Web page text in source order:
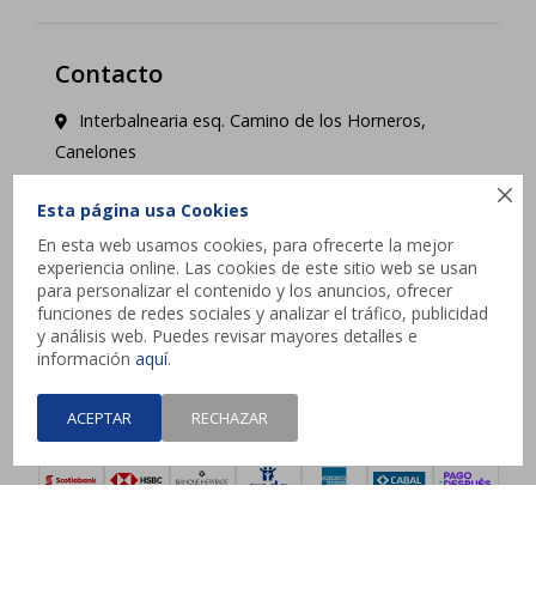

Esta página usa Cookies
En esta web usamos cookies, para ofrecerte la mejor
experiencia online. Las cookies de este sitio web se usan
para personalizar el contenido y los anuncios, ofrecer
funciones de redes sociales y analizar el tráfico, publicidad
y análisis web. Puedes revisar mayores detalles e
informaciónaquí.
ACEPTAR RECHAZAR
Contacto
Interbalnearia esq. Camino de los Horneros,
Canelones
contacto@jysk.uy
Lunes a Domingo de 10 a 21 hs - Pick up web 3 a
4 días hábiles.
   